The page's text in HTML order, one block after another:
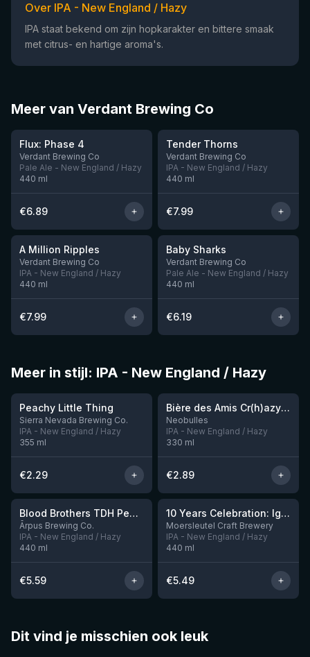
Over IPA - New England / Hazy
IPA staat bekend om zijn hopkarakter en bittere smaak
met citrus- en hartige aroma's.
Meer van Verdant Brewing Co
★4.05
Flux: Phase 4
Verdant Brewing Co
Pale Ale - New England / Hazy
440 ml
€6.89
★4.01
Tender Thorns
Verdant Brewing Co
IPA - New England / Hazy
440 ml
€7.99
★ 3.95
A Million Ripples
Verdant Brewing Co
IPA - New England / Hazy
440 ml
€7.99
Baby Sharks
Verdant Brewing Co
Pale Ale - New England / Hazy
440 ml
€6.19
Meer in stijl: IPA - New England / Hazy
★3.63
Peachy Little Thing
Sierra Nevada Brewing Co.
IPA - New England / Hazy
355 ml
€2.29
★3.54
Bière des Amis Cr(h)azy IPA
Neobulles
IPA - New England / Hazy
330 ml
€2.89
★3.92
Blood Brothers TDH Peacharine x Taiheke x Riwaka IPA
Ārpus Brewing Co.
IPA - New England / Hazy
440 ml
€5.59
Nog 310 Years Celebration: Ignition
Moersleutel Craft Brewery
IPA - New England / Hazy
440 ml
€5.49
Dit vind je misschien ook leuk
★4.46 ★4.48